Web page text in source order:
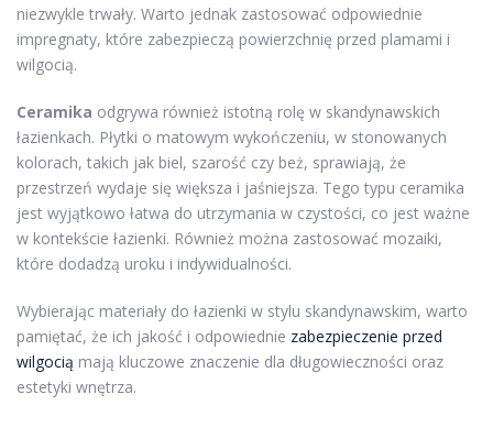
niezwykle trwały. Warto jednak zastosować odpowiednie
impregnaty, które zabezpieczą powierzchnię przed plamami i
wilgocią.
Ceramika odgrywa również istotną rolę w skandynawskich
łazienkach. Płytki o matowym wykończeniu, w stonowanych
kolorach, takich jak biel, szarość czy beż, sprawiają, że
przestrzeń wydaje się większa i jaśniejsza. Tego typu ceramika
jest wyjątkowo łatwa do utrzymania w czystości, co jest ważne
w kontekście łazienki. Również można zastosować mozaiki,
które dodadzą uroku i indywidualności.
Wybierając materiały do łazienki w stylu skandynawskim, warto
pamiętać, że ich jakość i odpowiednie zabezpieczenie przed
wilgocią mają kluczowe znaczenie dla długowieczności oraz
estetyki wnętrza.